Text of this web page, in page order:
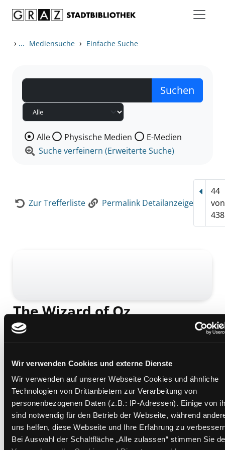
Wir verwenden Cookies und externe Dienste
Wir verwenden auf unserer Webseite Cookies und ähnliche
Technologien von Drittanbietern zur Verarbeitung von
personenbezogenen Daten (z.B.: IP-Adressen). Einige von
sind notwendig für den Betrieb der Webseite, während
uns helfen, diese Webseite und Ihre Erfahrung zu
Bei Auswahl der Schaltfläche „Alle zulassen“ stimmen Sie
› ... Mediensuche › Einfache Suche
Wählen Sie die Medienart nach der Sie suchen wollen.
Alle Physische Medien
E-Medien
Suche verfeinern (Erweiterte Suche)
Zur Trefferliste Permalink Detailanzeige
44
von
438
The Wizard of Oz
[6. Schuljahr]
Übergeordnetes Werk: Klassensatz Englisch: The
Wonderful Wizard of Oz / Baum, Frank L.
Beschreibung ein-/ausblenden
Mehr Informationen ein-/ausblenden